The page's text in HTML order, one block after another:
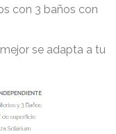
con 3 baños con
se adapta a tu